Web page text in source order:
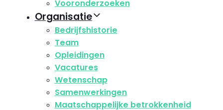
Vooronderzoeken
Organisatie
Bedrijfshistorie
Team
Opleidingen
Vacatures
Wetenschap
Samenwerkingen
Maatschappelijke betrokkenheid